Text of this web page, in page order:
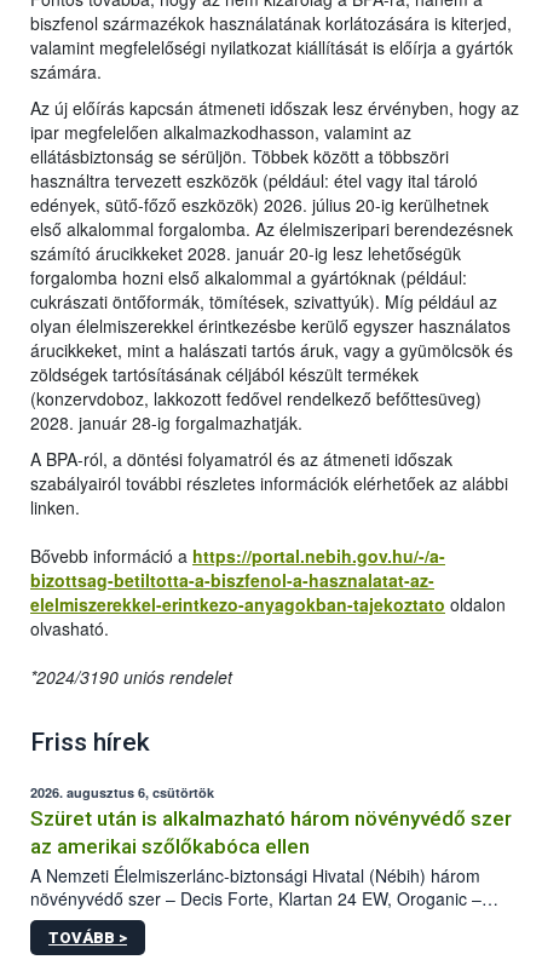
biszfenol származékok használatának korlátozására is kiterjed,
valamint megfelelőségi nyilatkozat kiállítását is előírja a gyártók
számára.
Az új előírás kapcsán átmeneti időszak lesz érvényben, hogy az
ipar megfelelően alkalmazkodhasson, valamint az
ellátásbiztonság se sérüljön. Többek között a többszöri
használtra tervezett eszközök (például: étel vagy ital tároló
edények, sütő-főző eszközök) 2026. július 20-ig kerülhetnek
első alkalommal forgalomba. Az élelmiszeripari berendezésnek
számító árucikkeket 2028. január 20-ig lesz lehetőségük
forgalomba hozni első alkalommal a gyártóknak (például:
cukrászati öntőformák, tömítések, szivattyúk). Míg például az
olyan élelmiszerekkel érintkezésbe kerülő egyszer használatos
árucikkeket, mint a halászati tartós áruk, vagy a gyümölcsök és
zöldségek tartósításának céljából készült termékek
(konzervdoboz, lakkozott fedővel rendelkező befőttesüveg)
2028. január 28-ig forgalmazhatják.
A BPA-ról, a döntési folyamatról és az átmeneti időszak
szabályairól további részletes információk elérhetőek az alábbi
linken.
Bővebb információ a https://portal.nebih.gov.hu/-/a-
bizottsag-betiltotta-a-biszfenol-a-hasznalatat-az-
elelmiszerekkel-erintkezo-anyagokban-tajekoztato oldalon
olvasható.
*2024/3190 uniós rendelet
Friss hírek
2026. augusztus 6, csütörtök
Szüret után is alkalmazható három növényvédő szer
az amerikai szőlőkabóca ellen
A Nemzeti Élelmiszerlánc-biztonsági Hivatal (Nébih) három
növényvédő szer – Decis Forte, Klartan 24 EW, Oroganic –
engedélyokiratát módosította, így azok a szüretet követően,
egészen a vesszőérettség (BBCH 91) stádiumáig
TOVÁBB >